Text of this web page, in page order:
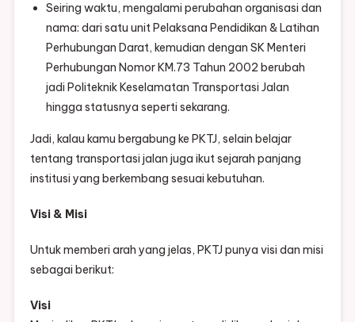
Seiring waktu, mengalami perubahan organisasi dan
nama: dari satu unit Pelaksana Pendidikan & Latihan
Perhubungan Darat, kemudian dengan SK Menteri
Perhubungan Nomor KM.73 Tahun 2002 berubah
jadi Politeknik Keselamatan Transportasi Jalan
hingga statusnya seperti sekarang.
Jadi, kalau kamu bergabung ke PKTJ, selain belajar
tentang transportasi jalan juga ikut sejarah panjang
institusi yang berkembang sesuai kebutuhan.
Visi & Misi
Untuk memberi arah yang jelas, PKTJ punya visi dan misi
sebagai berikut:
Visi